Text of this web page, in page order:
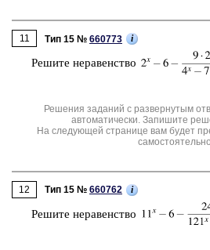
11 Тип 15 № 660773 i
Ре­ши­те не­ра­вен­ство
Решения заданий с развернутым
автоматически. Запишите
На следующей странице вам будет
самостоятельно.
12 Тип 15 № 660762 i
Ре­ши­те не­ра­вен­ство